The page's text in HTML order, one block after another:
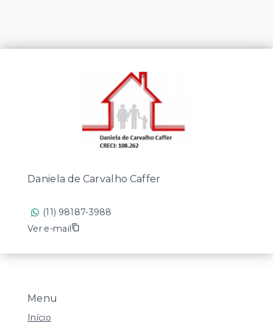
Menu
Início
Daniela de Carvalho Caffer
(11) 98187-3988
Ver e-mail